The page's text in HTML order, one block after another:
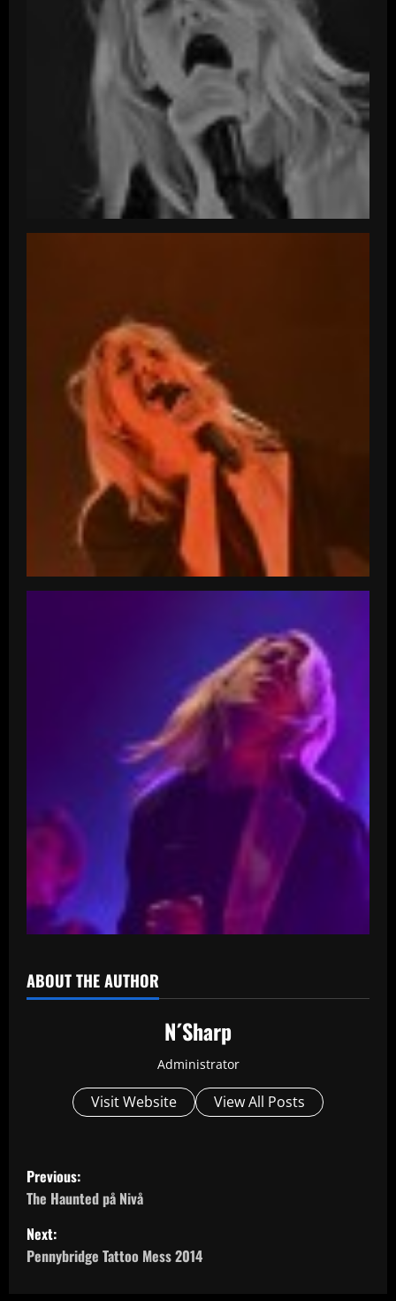
ABOUT THE AUTHOR
N´Sharp
Administrator
Visit Website View All Posts
P
o
s
Previous:
The Haunted på Nivå
Next:
Pennybridge Tattoo Mess 2014